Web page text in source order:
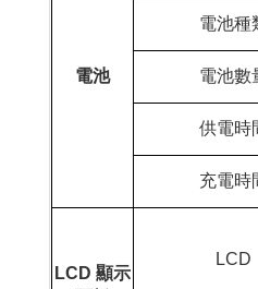
電池
電池種
電池數
供電時
充電時
LCD 顯示
LCD